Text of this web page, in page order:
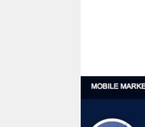
berlin